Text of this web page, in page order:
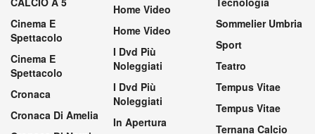
Cinema E
Spettacolo
Cinema E
Spettacolo
Cronaca
Cronaca Di Amelia
Home Video
Home Video
I Dvd Più
Noleggiati
I Dvd Più
Noleggiati
In Apertura
Sommelier Umbria
Sport
Teatro
Tempus Vitae
Tempus Vitae
Ternana Calcio